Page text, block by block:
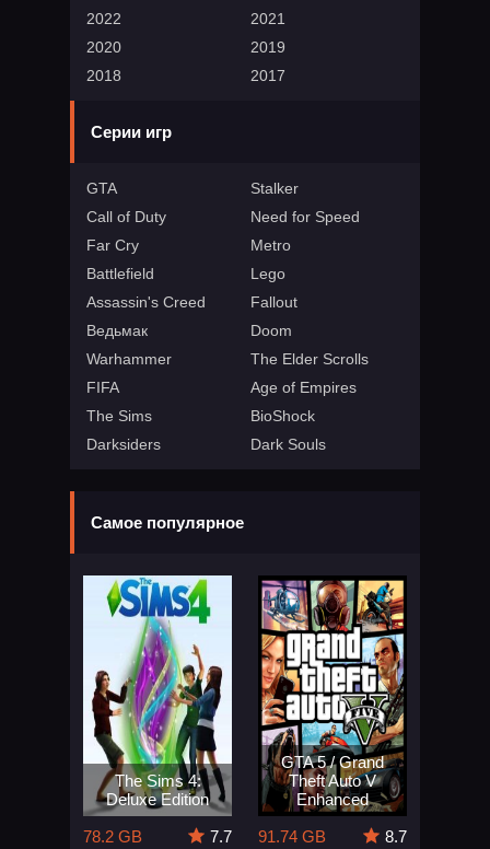
2022
2021
2020
2019
2018
2017
Серии игр
GTA
Stalker
Call of Duty
Need for Speed
Far Cry
Metro
Battlefield
Lego
Assassin's Creed
Fallout
Ведьмак
Doom
Warhammer
The Elder Scrolls
FIFA
Age of Empires
The Sims
BioShock
Darksiders
Dark Souls
Самое популярное
The Sims 4:
Deluxe Edition
78.2 GB
7.7
GTA 5 / Grand
Theft Auto V
Enhanced
91.74 GB
8.7